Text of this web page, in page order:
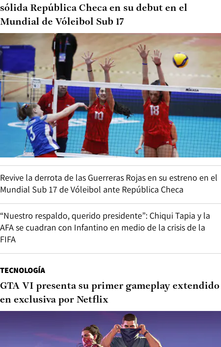
sólida República Checa en su debut en el
Mundial de Vóleibol Sub 17
Revive la derrota de las Guerreras Rojas en su estreno en el
Mundial Sub 17 de Vóleibol ante República Checa
“Nuestro respaldo, querido presidente”: Chiqui Tapia y la
AFA se cuadran con Infantino en medio de la crisis de la
FIFA
TECNOLOGÍA
GTA VI presenta su primer gameplay extendido
en exclusiva por Netflix